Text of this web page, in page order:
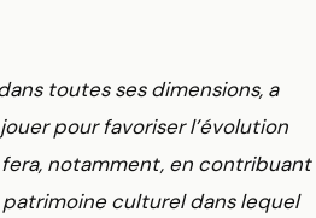
toutes ses dimensions, a
pour favoriser l’évolution
notamment, en contribuant
culturel dans lequel